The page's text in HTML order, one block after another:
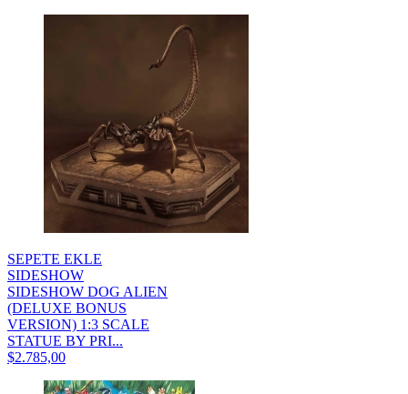
SEPETE EKLE
SIDESHOW
SIDESHOW DOG ALIEN
(DELUXE BONUS
VERSION) 1:3 SCALE
STATUE BY PRI...
$2.785,00